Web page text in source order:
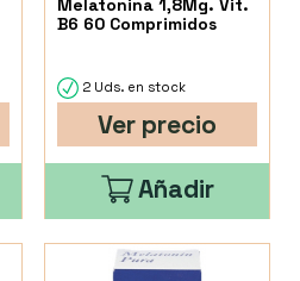
Melatonina 1,8Mg. Vit.
B6 60 Comprimidos
2 Uds. en stock
Ver precio
Añadir